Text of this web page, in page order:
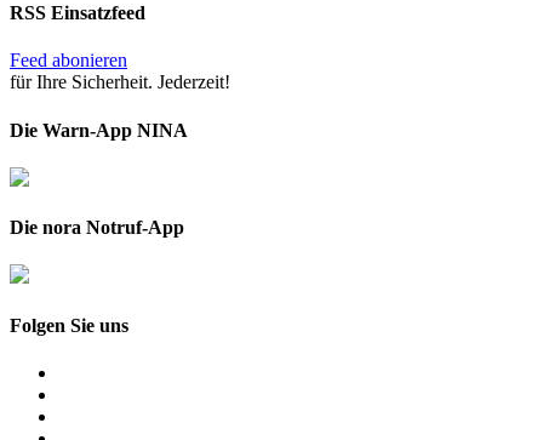
RSS Einsatzfeed
Feed abonieren
für Ihre Sicherheit. Jederzeit!
Die Warn-App NINA
Die nora Notruf-App
Folgen Sie uns